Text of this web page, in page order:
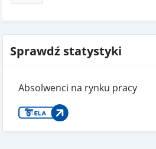
Sprawdź statystyki
Absolwenci na rynku pracy